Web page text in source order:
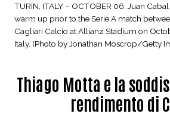
TURIN, ITALY – OCTOBER 06: Juan
warm up prior to the Serie A match
Cagliari Calcio at Allianz Stadium on
Italy. (Photo by Jonathan Moscrop/Getty
Thiago Motta e la
rendimento di